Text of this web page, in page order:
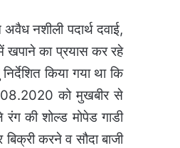
नशीली पदार्थ दवाई,
में खपाने का प्रयास कर रहे
किया गया था कि
को मुखबीर से
की शोल्ड मोपेड गाडी
करने व सौदा बाजी